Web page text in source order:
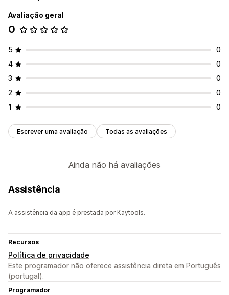
Avaliação geral
0
5
0
4
0
3
0
2
0
1
0
Escrever uma avaliação Todas as avaliações
Ainda não há avaliações
Assistência
A assistência da app é prestada por Kaytools.
Recursos
Política de privacidade
Este programador não oferece assistência direta em Português
(portugal).
Programador